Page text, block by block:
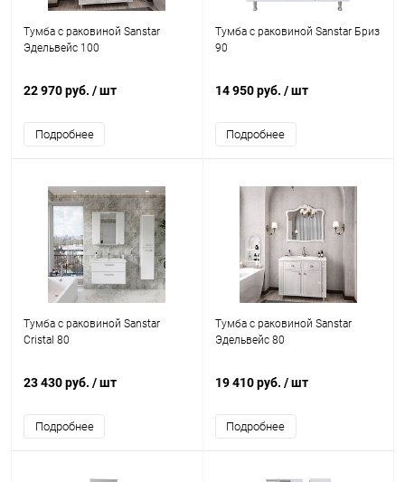
Тумба с раковиной Sanstar
Эдельвейс 100
22 970 руб. / шт
Подробнее
Тумба с раковиной Sanstar Бриз
90
14 950 руб. / шт
Подробнее
Тумба с раковиной Sanstar
Cristal 80
23 430 руб. / шт
Подробнее
Тумба с раковиной Sanstar
Эдельвейс 80
19 410 руб. / шт
Подробнее